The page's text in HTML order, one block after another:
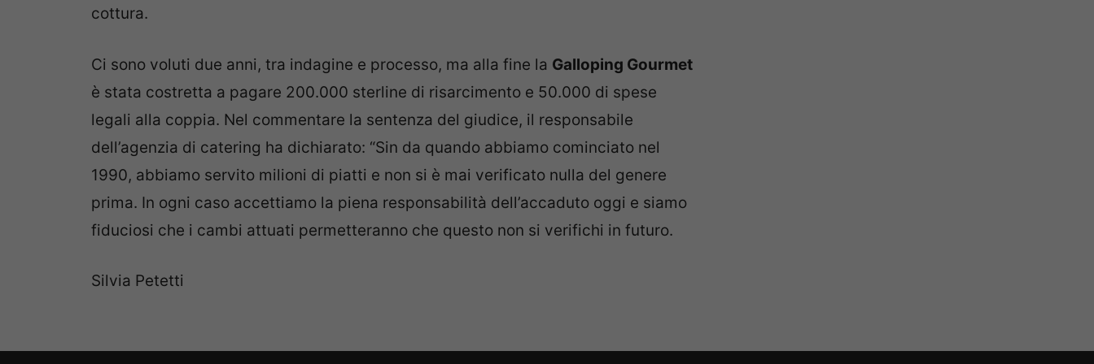
cottura.
Ci sono voluti due anni, tra indagine e processo, ma alla fine la Galloping Gourmet
è stata costretta a pagare 200.000 sterline di risarcimento e 50.000 di spese
legali alla coppia. Nel commentare la sentenza del giudice, il responsabile
dell’agenzia di catering ha dichiarato: “Sin da quando abbiamo cominciato nel
1990, abbiamo servito milioni di piatti e non si è mai verificato nulla del genere
prima. In ogni caso accettiamo la piena responsabilità dell’accaduto oggi e siamo
fiduciosi che i cambi attuati permetteranno che questo non si verifichi in futuro.
Silvia Petetti